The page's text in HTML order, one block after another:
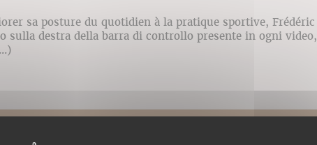
sa posture du quotidien à la pratique sportive, Frédéric
sulla destra della barra di controllo presente in ogni video,